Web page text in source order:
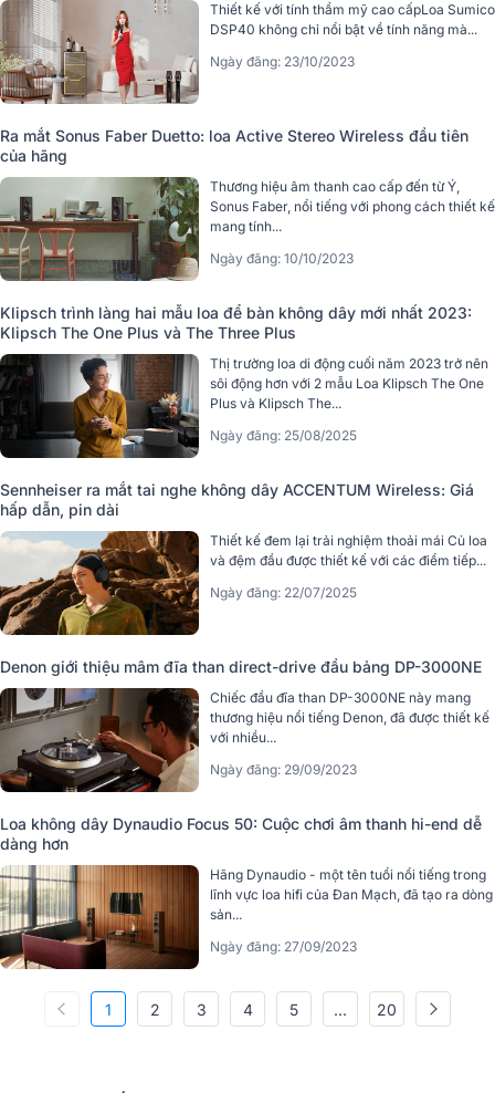
Thiết kế với tính thẩm mỹ cao cấpLoa Sumico
DSP40 không chỉ nổi bật về tính năng mà...
Ngày đăng: 23/10/2023
Ra mắt Sonus Faber Duetto: loa Active Stereo Wireless đầu tiên
của hãng
Thương hiệu âm thanh cao cấp đến từ Ý,
Sonus Faber, nổi tiếng với phong cách thiết kế
mang tính...
Ngày đăng: 10/10/2023
Klipsch trình làng hai mẫu loa để bàn không dây mới nhất 2023:
Klipsch The One Plus và The Three Plus
Thị trường loa di động cuối năm 2023 trở nên
sôi động hơn với 2 mẫu Loa Klipsch The One
Plus và Klipsch The...
Ngày đăng: 25/08/2025
Sennheiser ra mắt tai nghe không dây ACCENTUM Wireless: Giá
hấp dẫn, pin dài
Thiết kế đem lại trải nghiệm thoải mái Củ loa
và đệm đầu được thiết kế với các điểm tiếp...
Ngày đăng: 22/07/2025
Denon giới thiệu mâm đĩa than direct-drive đầu bảng DP-3000NE
Chiếc đầu đĩa than DP-3000NE này mang
thương hiệu nổi tiếng Denon, đã được thiết kế
với nhiều...
Ngày đăng: 29/09/2023
Loa không dây Dynaudio Focus 50: Cuộc chơi âm thanh hi-end dễ
dàng hơn
Hãng Dynaudio - một tên tuổi nổi tiếng trong
lĩnh vực loa hifi của Đan Mạch, đã tạo ra dòng
sản...
Ngày đăng: 27/09/2023
1 2 3 4 5 ... 20